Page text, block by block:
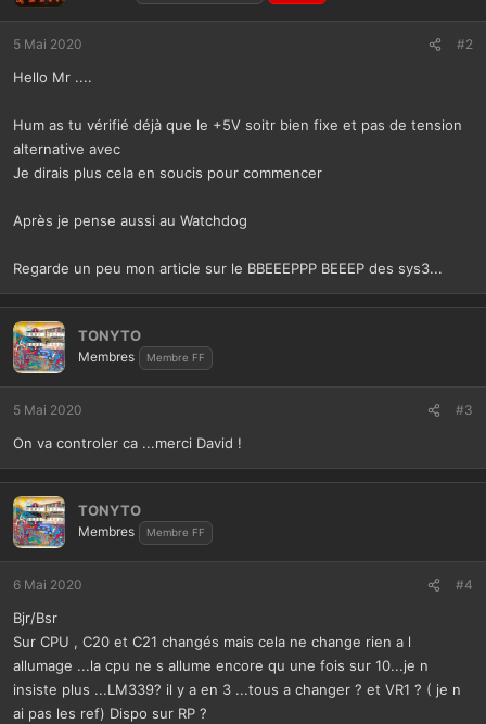
5 Mai 2020 #2
Hello Mr ....
Hum as tu vérifié déjà que le +5V soitr bien fixe et pas de tension
alternative avec
Je dirais plus cela en soucis pour commencer
Après je pense aussi au Watchdog
Regarde un peu mon article sur le BBEEEPPP BEEEP des sys3...
TONYTO
Membres Membre FF
5 Mai 2020 #3
On va controler ca ...merci David !
TONYTO
Membres Membre FF
6 Mai 2020 #4
Bjr/Bsr
Sur CPU , C20 et C21 changés mais cela ne change rien a l
allumage ...la cpu ne s allume encore qu une fois sur 10...je n
insiste plus ...LM339? il y a en 3 ...tous a changer ? et VR1 ? ( je n
ai pas les ref) Dispo sur RP ?